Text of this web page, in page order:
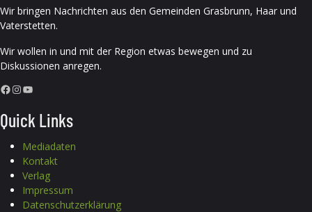
Wir bringen Nachrichten aus den Gemeinden Grasbrunn, Haar und
Vaterstetten.
Wir wollen in und mit der Region etwas bewegen und zu
Diskussionen anregen.
Facebook InstagramYouTube
Quick Links
Mediadaten
Kontakt
Verlag
Impressum
Datenschutzerklärung